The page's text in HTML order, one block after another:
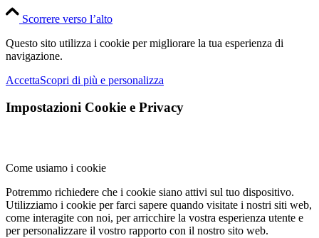
Scorrere verso l’alto
Questo sito utilizza i cookie per migliorare la tua esperienza di
navigazione.
AccettaScopri di più e personalizza
Impostazioni Cookie e Privacy
Come usiamo i cookie
Potremmo richiedere che i cookie siano attivi sul tuo dispositivo.
Utilizziamo i cookie per farci sapere quando visitate i nostri siti web,
come interagite con noi, per arricchire la vostra esperienza utente e
per personalizzare il vostro rapporto con il nostro sito web.